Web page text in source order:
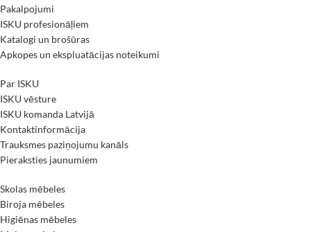
Pakalpojumi
ISKU profesionāļiem
Katalogi un brošūras
Apkopes un ekspluatācijas noteikumi
Par ISKU
ISKU vēsture
ISKU komanda Latvijā
Kontaktinformācija
Trauksmes paziņojumu kanāls
Pieraksties jaunumiem
Skolas mēbeles
Biroja mēbeles
Higiēnas mēbeles